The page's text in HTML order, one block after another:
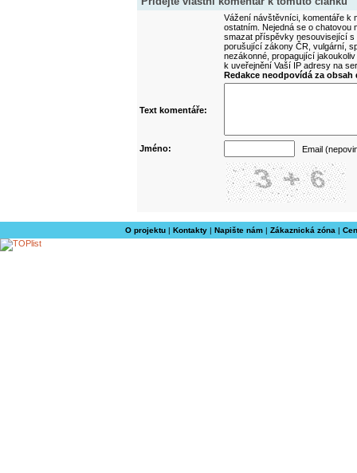
Vážení návštěvníci, komentáře k
ostatním. Nejedná se o
smazat příspěvky nesouvisející
porušující zákony ČR, vulgární,
nezákonné, propagující
k uveřejnění Vaší IP adresy na
Redakce neodpovídá za
Text komentáře:
Jméno: Email
O projektu| Kontakty| Napište nám| Zákaznická zóna |